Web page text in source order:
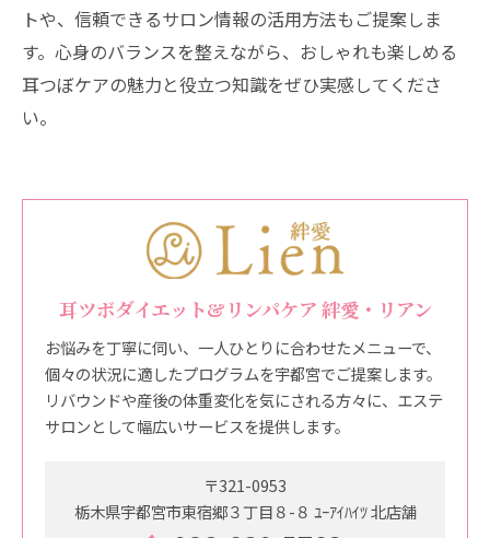
トや、信頼できるサロン情報の活用方法もご提案しま
す。心身のバランスを整えながら、おしゃれも楽しめる
耳つぼケアの魅力と役立つ知識をぜひ実感してくださ
い。
耳ツボダイエット&リンパケア 絆愛・リアン
お悩みを丁寧に伺い、一人ひとりに合わせたメニューで、
個々の状況に適したプログラムを宇都宮でご提案します。
リバウンドや産後の体重変化を気にされる方々に、エステ
サロンとして幅広いサービスを提供します。
〒321-0953
栃木県宇都宮市東宿郷３丁目８-８ ﾕｰｱｲﾊｲﾂ 北店舗